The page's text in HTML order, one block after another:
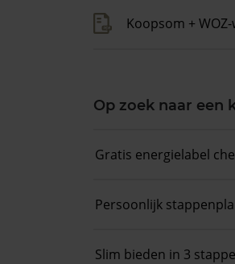
Koopsom +
Op zoek naar een
Gratis energielabel
Persoonlijk
Slim bieden in 3